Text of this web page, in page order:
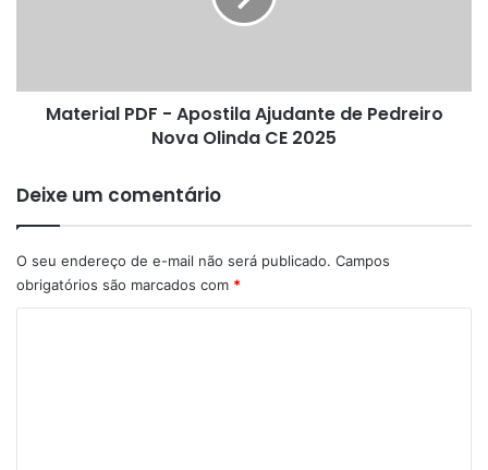
Olinda
Material PDF - Apostila Ajudante de Pedreiro
Nova Olinda CE 2025
Deixe um comentário
O seu endereço de e-mail não será publicado. Campos
obrigatórios são marcados com *